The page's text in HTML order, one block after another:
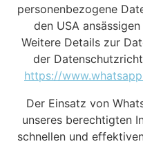
personenbezogene
den USA
Weitere Details zur
der
https://
Der Einsatz von
unseres berechtigten
schnellen und